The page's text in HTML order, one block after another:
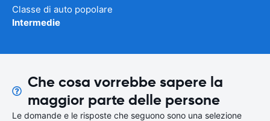
Classe di auto popolare
Intermedie
Che cosa vorrebbe sapere la
maggior parte delle persone
Le domande e le risposte che seguono sono una selezione